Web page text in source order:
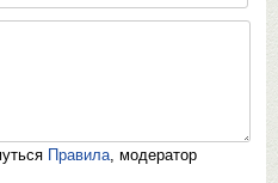
Правила , модератор